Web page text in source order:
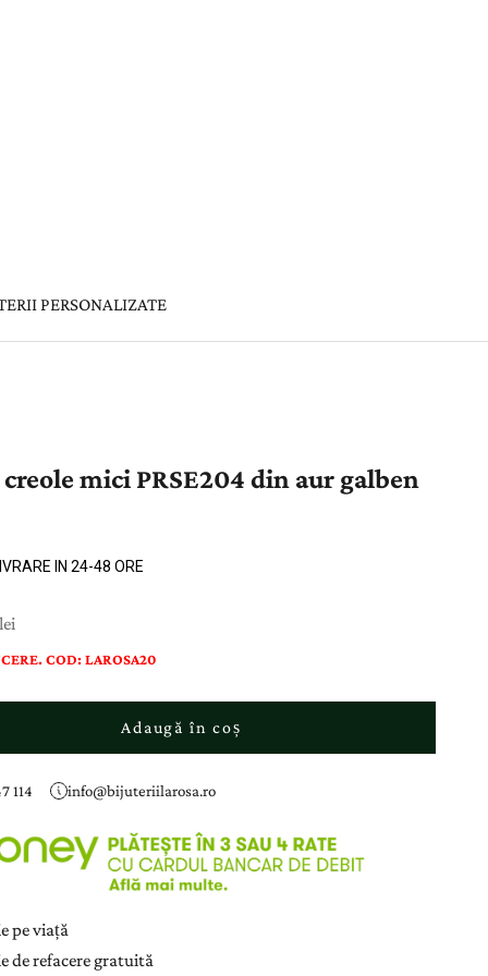
PERSONALIZATE
creole mici PRSE204 din aur galben
IN 24-48 ORE
COD: LAROSA20
Adaugă în coș
114 info@bijuteriilarosa.ro
pe viață
de refacere gratuită